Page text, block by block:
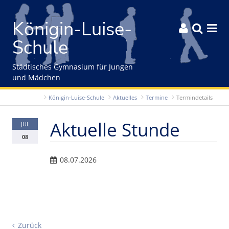
Gleich zum Inhalt der Seite springen
Königin-Luise-
Schule
  
Städtisches Gymnasium für Jungen
und Mädchen
Königin-Luise-Schule Aktuelles Termine Termindetails
JUL
08
Aktuelle Stunde
08.07.2026
Zurück